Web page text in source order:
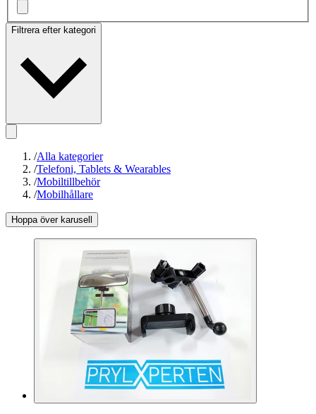
Filtrera efter kategori
/Alla kategorier
/Telefoni, Tablets & Wearables
/Mobiltillbehör
/Mobilhållare
Hoppa över karusell